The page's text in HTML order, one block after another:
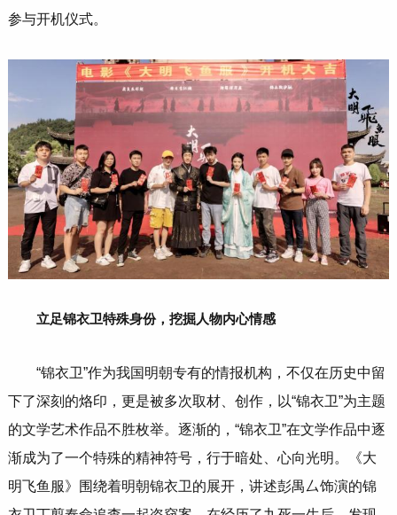
参与开机仪式。
立足锦衣卫特殊身份，挖掘人物内心情感
“锦衣卫”作为我国明朝专有的情报机构，不仅在历史中留
下了深刻的烙印，更是被多次取材、创作，以“锦衣卫”为主题
的文学艺术作品不胜枚举。逐渐的，“锦衣卫”在文学作品中逐
渐成为了一个特殊的精神符号，行于暗处、心向光明。《大
明飞鱼服》围绕着明朝锦衣卫的展开，讲述彭禺厶饰演的锦